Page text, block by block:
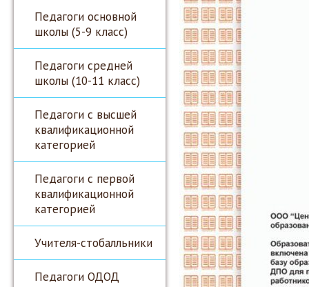
Педагоги основной
школы (5-9 класс)
Педагоги средней
школы (10-11 класс)
Педагоги с высшей
квалификационной
категорией
Педагоги с первой
квалификационной
категорией
Учителя-стобалльники
Педагоги ОДОД